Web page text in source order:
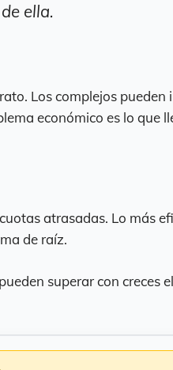
ella.
Los complejos pueden
económico es lo que
atrasadas. Lo más
de raíz.
superar con creces